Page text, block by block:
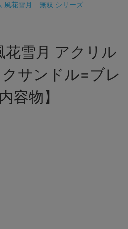
風花雪月 無双 シリーズ
雪月 アクリル
サンドル=ブレ
容物】